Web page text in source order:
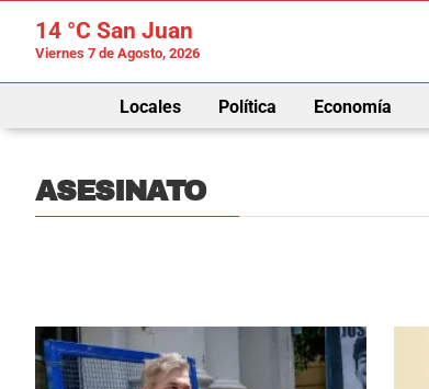
14 °C San Juan
Viernes 7 de Agosto, 2026
Locales Política Economía
ASESINATO